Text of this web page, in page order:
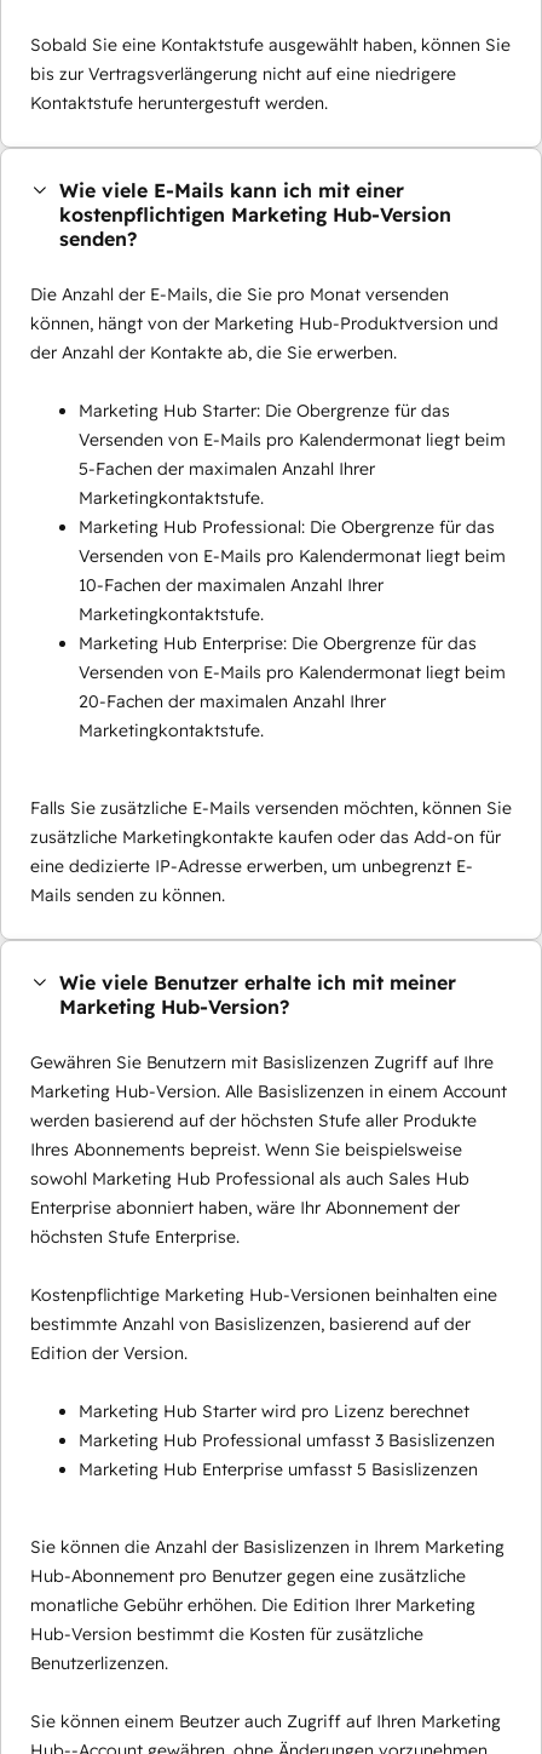
Sobald Sie eine Kontaktstufe ausgewählt haben, können Sie
bis zur Vertragsverlängerung nicht auf eine niedrigere
Kontaktstufe heruntergestuft werden.
Wie viele E-Mails kann ich mit einer
kostenpflichtigen Marketing Hub-Version
senden?
Die Anzahl der E-Mails, die Sie pro Monat versenden
können, hängt von der Marketing Hub-Produktversion und
der Anzahl der Kontakte ab, die Sie erwerben.
Marketing Hub Starter: Die Obergrenze für das
Versenden von E-Mails pro Kalendermonat liegt beim
5-Fachen der maximalen Anzahl Ihrer
Marketingkontaktstufe.
Marketing Hub Professional: Die Obergrenze für das
Versenden von E-Mails pro Kalendermonat liegt beim
10-Fachen der maximalen Anzahl Ihrer
Marketingkontaktstufe.
Marketing Hub Enterprise: Die Obergrenze für das
Versenden von E-Mails pro Kalendermonat liegt beim
20-Fachen der maximalen Anzahl Ihrer
Marketingkontaktstufe.
Falls Sie zusätzliche E-Mails versenden möchten, können Sie
zusätzliche Marketingkontakte kaufen oder das Add-on für
eine dedizierte IP-Adresse erwerben, um unbegrenzt E-
Mails senden zu können.
Wie viele Benutzer erhalte ich mit meiner
Marketing Hub-Version?
Gewähren Sie Benutzern mit Basislizenzen Zugriff auf Ihre
Marketing Hub-Version. Alle Basislizenzen in einem Account
werden basierend auf der höchsten Stufe aller Produkte
Ihres Abonnements bepreist. Wenn Sie beispielsweise
sowohl Marketing Hub Professional als auch Sales Hub
Enterprise abonniert haben, wäre Ihr Abonnement der
höchsten Stufe Enterprise.
Kostenpflichtige Marketing Hub-Versionen beinhalten eine
bestimmte Anzahl von Basislizenzen, basierend auf der
Edition der Version.
Marketing Hub Starter wird pro Lizenz berechnet
Marketing Hub Professional umfasst 3 Basislizenzen
Marketing Hub Enterprise umfasst 5 Basislizenzen
Sie können die Anzahl der Basislizenzen in Ihrem Marketing
Hub-Abonnement pro Benutzer gegen eine zusätzliche
monatliche Gebühr erhöhen. Die Edition Ihrer Marketing
Hub-Version bestimmt die Kosten für zusätzliche
Benutzerlizenzen.
Sie können einem Beutzer auch Zugriff auf Ihren Marketing